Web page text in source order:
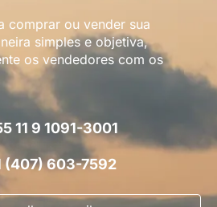
comprar ou vender sua
simples e objetiva,
os vendedores com os
11 9 1091-3001
(407) 603-7592